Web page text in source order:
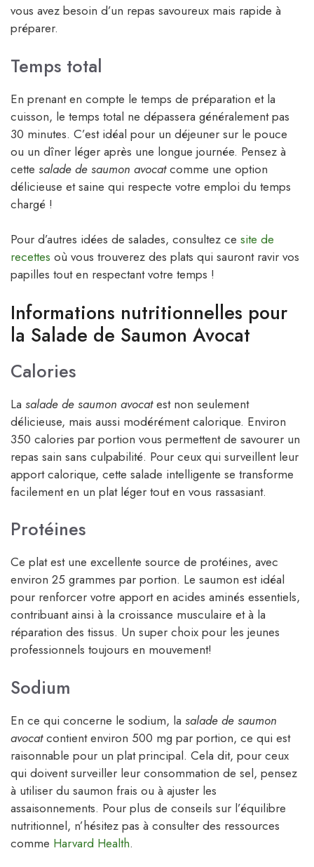
vous avez besoin d’un repas savoureux mais rapide à
préparer.
Temps total
En prenant en compte le temps de préparation et la
cuisson, le temps total ne dépassera généralement pas
30 minutes. C’est idéal pour un déjeuner sur le pouce
ou un dîner léger après une longue journée. Pensez à
cette salade de saumon avocatcomme une option
délicieuse et saine qui respecte votre emploi du temps
chargé !
Pour d’autres idées de salades, consultez ce site de
recettes où vous trouverez des plats qui sauront ravir vos
papilles tout en respectant votre temps !
Informations nutritionnelles pour
la Salade de Saumon Avocat
Calories
La salade de saumon avocatest non seulement
délicieuse, mais aussi modérément calorique. Environ
350 calories par portion vous permettent de savourer un
repas sain sans culpabilité. Pour ceux qui surveillent leur
apport calorique, cette salade intelligente se transforme
facilement en un plat léger tout en vous rassasiant.
Protéines
Ce plat est une excellente source de protéines, avec
environ 25 grammes par portion. Le saumon est idéal
pour renforcer votre apport en acides aminés essentiels,
contribuant ainsi à la croissance musculaire et à la
réparation des tissus. Un super choix pour les jeunes
professionnels toujours en mouvement!
Sodium
En ce qui concerne le sodium, la salade de saumon
avocatcontient environ 500 mg par portion, ce qui est
raisonnable pour un plat principal. Cela dit, pour ceux
qui doivent surveiller leur consommation de sel, pensez
à utiliser du saumon frais ou à ajuster les
assaisonnements. Pour plus de conseils sur l’équilibre
nutritionnel, n’hésitez pas à consulter des ressources
comme Harvard Health.